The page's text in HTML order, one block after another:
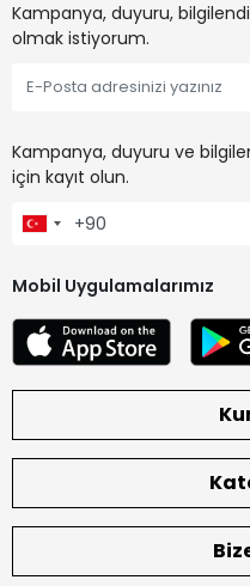
Kampanya, duyuru,
olmak istiyorum.
Kampanya, duyuru ve
için kayıt olun.
Mobil Uygulamalarımız